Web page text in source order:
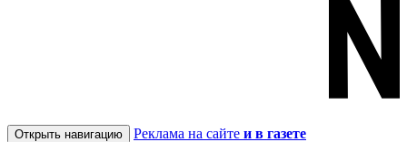
Открыть навигацию Реклама на сайте и в газете